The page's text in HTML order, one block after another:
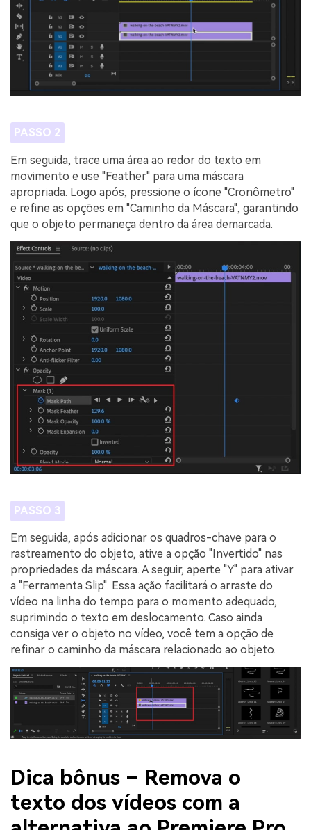
PASSO 2
Em seguida, trace uma área ao redor do texto em
movimento e use "Feather" para uma máscara
apropriada. Logo após, pressione o ícone "Cronômetro"
e refine as opções em "Caminho da Máscara", garantindo
que o objeto permaneça dentro da área demarcada.
PASSO 3
Em seguida, após adicionar os quadros-chave para o
rastreamento do objeto, ative a opção "Invertido" nas
propriedades da máscara. A seguir, aperte "Y" para ativar
a "Ferramenta Slip". Essa ação facilitará o arraste do
vídeo na linha do tempo para o momento adequado,
suprimindo o texto em deslocamento. Caso ainda
consiga ver o objeto no vídeo, você tem a opção de
refinar o caminho da máscara relacionado ao objeto.
Dica bônus – Remova o
texto dos vídeos com a